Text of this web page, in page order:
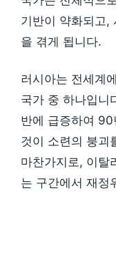
기반이 약화되고,
을 겪게 됩니다.
러시아는 전세계
국가 중 하나입니
반에 급증하여 90
것이 소련의 붕괴
마찬가지로, 이탈
는 구간에서 재정